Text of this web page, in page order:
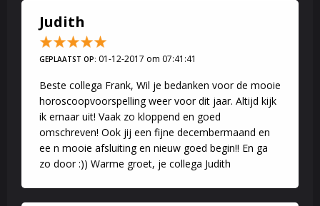
Judith
GEPLAATST OP: 01-12-2017 om 07:41:41
Beste collega Frank, Wil je bedanken voor de mooie
horoscoopvoorspelling weer voor dit jaar. Altijd kijk
ik ernaar uit! Vaak zo kloppend en goed
omschreven! Ook jij een fijne decembermaand en
ee n mooie afsluiting en nieuw goed begin!! En ga
zo door :)) Warme groet, je collega Judith